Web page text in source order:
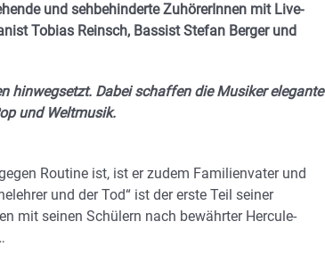
und sehbehinderte ZuhörerInnen mit Live-
Tobias Reinsch, Bassist Stefan Berger und
hinwegsetzt. Dabei schaffen die Musiker elegante
und Weltmusik.
Routine ist, ist er zudem Familienvater und
und der Tod“ ist der erste Teil seiner
mit seinen Schülern nach bewährter Hercule-